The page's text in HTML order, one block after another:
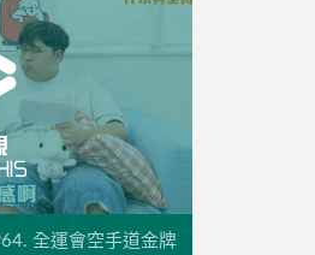
全運會空手道金牌